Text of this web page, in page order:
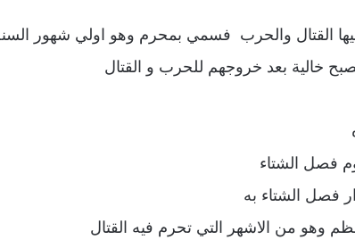
القتال والحرب فسمي بمحرم وهو اولي شهور
خالية بعد خروجهم للحرب و القتال
فصل الشتاء
فصل الشتاء به
من الاشهر التي تحرم فيه القتال